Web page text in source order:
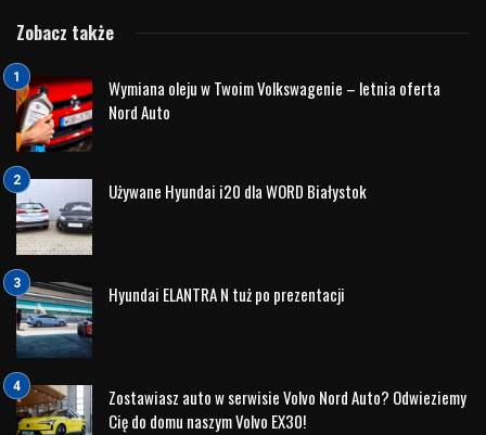
Zobacz także
Wymiana oleju w Twoim Volkswagenie – letnia oferta
Nord Auto
Używane Hyundai i20 dla WORD Białystok
Hyundai ELANTRA N tuż po prezentacji
Zostawiasz auto w serwisie Volvo Nord Auto? Odwieziemy
Cię do domu naszym Volvo EX30!